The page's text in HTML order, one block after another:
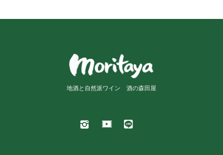
地酒と自然派ワイン 酒の森田屋